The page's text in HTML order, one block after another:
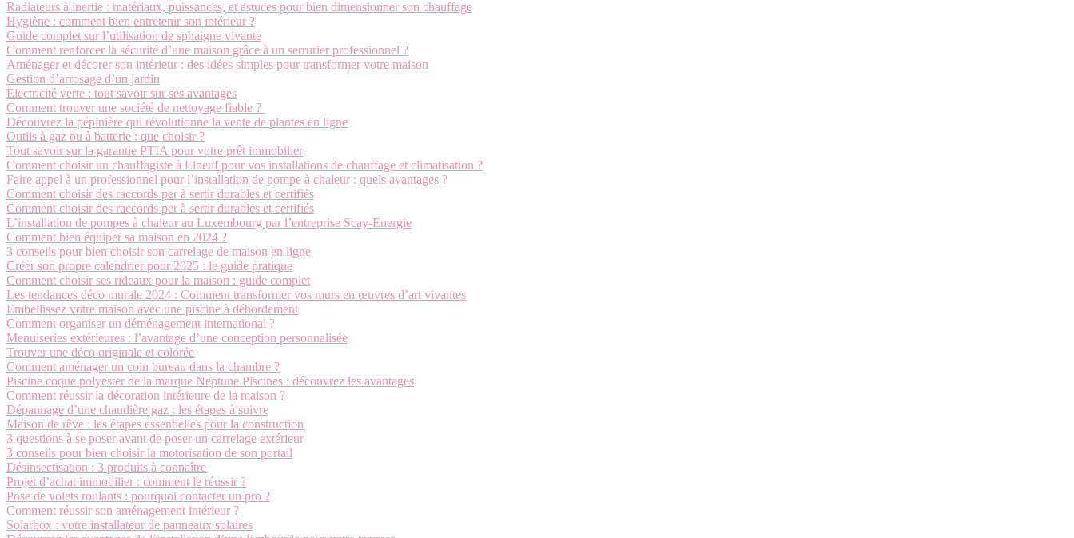
Radiateurs à inertie : matériaux, puissances, et astuces pour bien dimensionner son chauffage
Hygiène : comment bien entretenir son intérieur ?
Guide complet sur l’utilisation de sphaigne vivante
Comment renforcer la sécurité d’une maison grâce à un serrurier professionnel ?
Aménager et décorer son intérieur : des idées simples pour transformer votre maison
Gestion d’arrosage d’un jardin
Électricité verte : tout savoir sur ses avantages
Comment trouver une société de nettoyage fiable ?
Découvrez la pépinière qui révolutionne la vente de plantes en ligne
Outils à gaz ou à batterie : que choisir ?
Tout savoir sur la garantie PTIA pour votre prêt immobilier
Comment choisir un chauffagiste à Elbeuf pour vos installations de chauffage et climatisation ?
Faire appel à un professionnel pour l’installation de pompe à chaleur : quels avantages ?
Comment choisir des raccords per à sertir durables et certifiés
Comment choisir des raccords per à sertir durables et certifiés
L’installation de pompes à chaleur au Luxembourg par l’entreprise Scay-Energie
Comment bien équiper sa maison en 2024 ?
3 conseils pour bien choisir son carrelage de maison en ligne
Créer son propre calendrier pour 2025 : le guide pratique
Comment choisir ses rideaux pour la maison : guide complet
Les tendances déco murale 2024 : Comment transformer vos murs en œuvres d’art vivantes
Embellissez votre maison avec une piscine à débordement
Comment organiser un déménagement international ?
Menuiseries extérieures : l’avantage d’une conception personnalisée
Trouver une déco originale et colorée
Comment aménager un coin bureau dans la chambre ?
Piscine coque polyester de la marque Neptune Piscines : découvrez les avantages
Comment réussir la décoration intérieure de la maison ?
Dépannage d’une chaudière gaz : les étapes à suivre
Maison de rêve : les étapes essentielles pour la construction
3 questions à se poser avant de poser un carrelage extérieur
3 conseils pour bien choisir la motorisation de son portail
Désinsectisation : 3 produits à connaître
Projet d’achat immobilier : comment le réussir ?
Pose de volets roulants : pourquoi contacter un pro ?
Comment réussir son aménagement intérieur ?
Solarbox : votre installateur de panneaux solaires